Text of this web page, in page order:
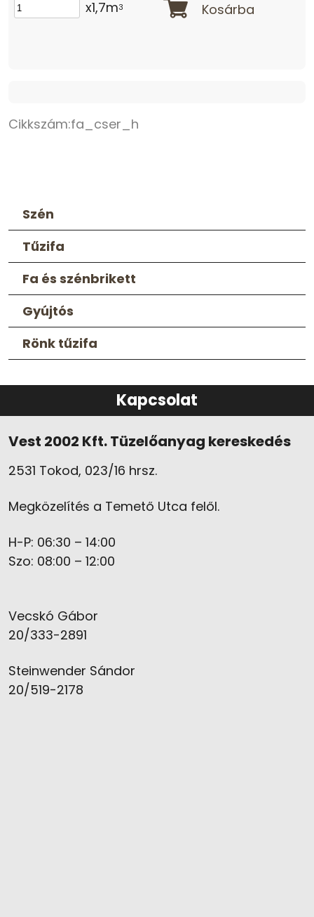
Szén
Tűzifa
Fa és szénbrikett
Gyújtós
Rönk tűzifa
x1,7m3 Kosárba
Cikkszám:fa_cser_h
Kapcsolat
Vest 2002 Kft. Tüzelőanyag kereskedés
2531 Tokod, 023/16 hrsz.
Megközelítés a Temető Utca felől.
H-P: 06:30 – 14:00
Szo: 08:00 – 12:00
Vecskó Gábor
20/333-2891
Steinwender Sándor
20/519-2178